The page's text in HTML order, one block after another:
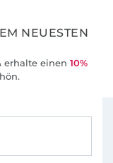
NEUESTEN
erhalte einen 10%